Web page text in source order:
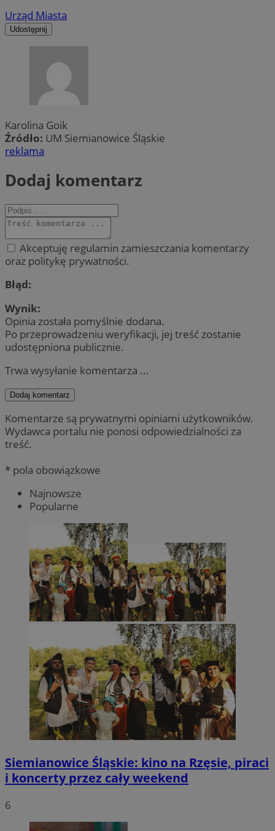
Urząd Miasta
Udostępnij
Karolina Goik
Źródło: UM Siemianowice Śląskie
reklama
Dodaj komentarz
Akceptuję regulamin zamieszczania komentarzy
oraz politykę prywatności.
Błąd:
Wynik:
Opinia została pomyślnie dodana.
Po przeprowadzeniu weryfikacji, jej treść zostanie
udostępniona publicznie.
Trwa wysyłanie komentarza ...
Dodaj komentarz
Komentarze są prywatnymi opiniami użytkowników.
Wydawca portalu nie ponosi odpowiedzialności za
treść.
* pola obowiązkowe
Najnowsze
Popularne
Siemianowice Śląskie: kino na Rzęsie, piraci
i koncerty przez cały weekend
6